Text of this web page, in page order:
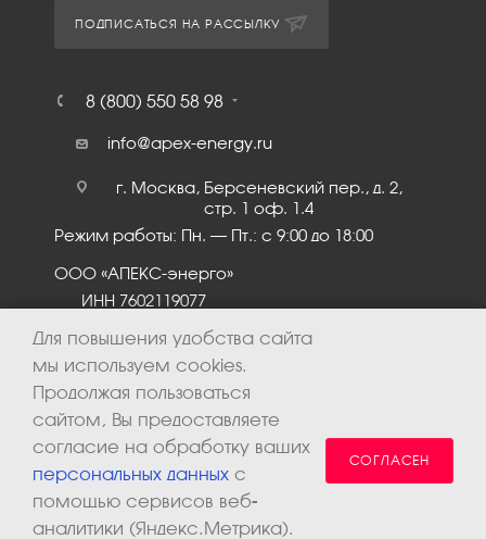
ПОДПИСАТЬСЯ НА РАССЫЛКУ
8 (800) 550 58 98
info@apex-energy.ru
г. Москва, Берсеневский пер., д. 2,
стр. 1 оф. 1.4
Режим работы: Пн. – Пт.: с 9:00 до 18:00
ООО «АПЕКС-энерго»
ИНН 7602119077
Для повышения удобства сайта
мы используем cookies.
Продолжая пользоваться
сайтом, Вы предоставляете
согласие на обработку ваших
персональных данных с
помощью сервисов веб-
аналитики (Яндекс.Метрика).
СОГЛАСЕН